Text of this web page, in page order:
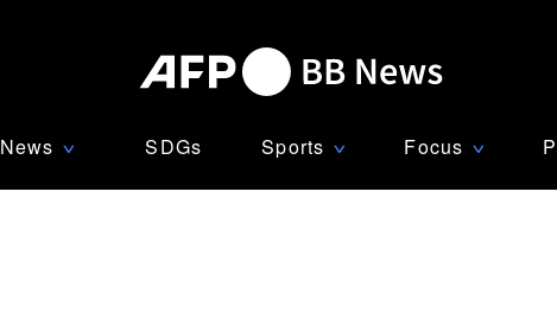
News ∨ SDGs Sports ∨ Focus ∨